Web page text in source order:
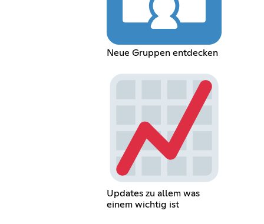
Neue Gruppen entdecken
Updates zu allem was
einem wichtig ist